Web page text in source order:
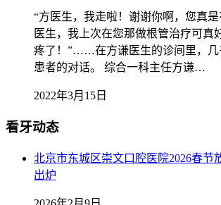
“方医生，我走啦！谢谢你啊，您真是
医生，我上次在您那做根管治疗可真
疼了！”……在方谦医生的诊间里，几
患者的对话。 综合一科主任方谦…
2022年3月15日
看牙动态
北京市东城区崇文口腔医院2026春节
出炉